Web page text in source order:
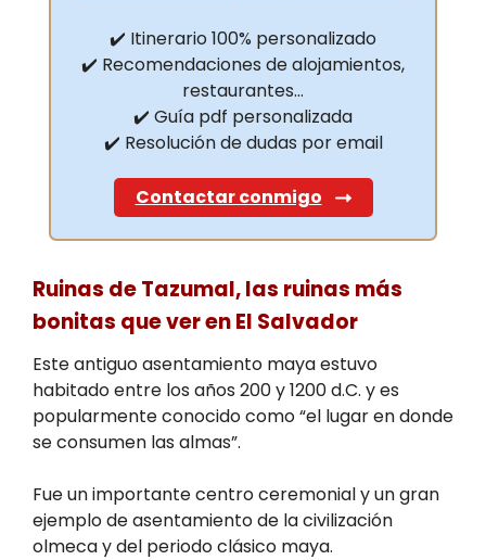
✔️ Itinerario 100% personalizado
✔️ Recomendaciones de alojamientos,
restaurantes…
✔️ Guía pdf personalizada
✔️ Resolución de dudas por email
Contactar conmigo
Ruinas de Tazumal, las ruinas más
bonitas que ver en El Salvador
Este antiguo asentamiento maya estuvo
habitado entre los años 200 y 1200 d.C. y es
popularmente conocido como “el lugar en donde
se consumen las almas”.
Fue un importante centro ceremonial y un gran
ejemplo de asentamiento de la civilización
olmeca y del periodo clásico maya.